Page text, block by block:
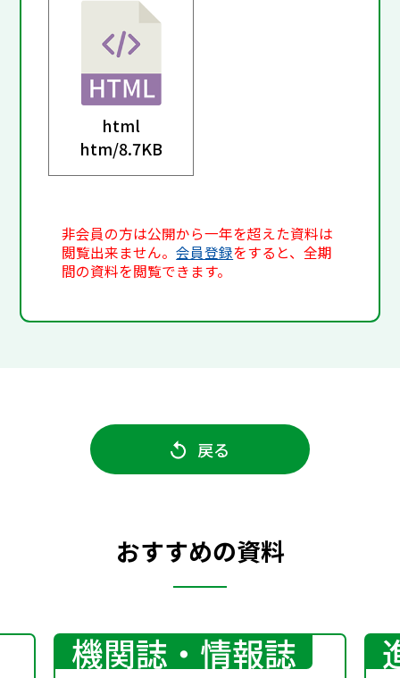
html
htm/8.7KB
非会員の方は公開から一年を超えた資料は
閲覧出来ません。会員登録をすると、全期
間の資料を閲覧できます。
戻る
おすすめの資料
機関誌・情報誌